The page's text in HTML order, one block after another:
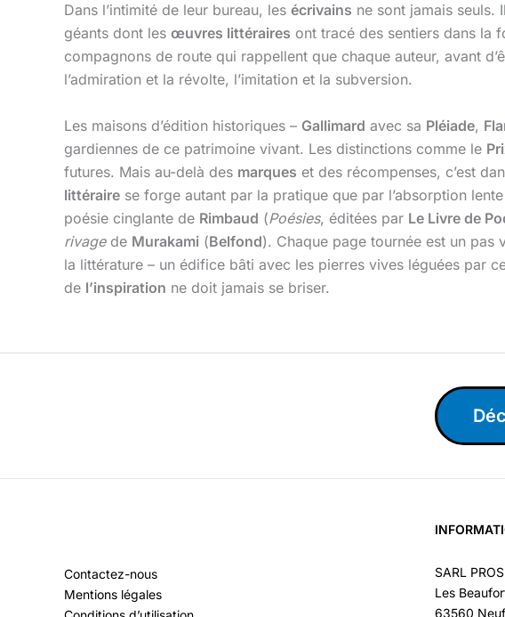
Dans l’intimité de leur bureau, les écrivains ne sont jamais seuls.
géants dont les œuvres littéraires ont tracé des sentiers dans la
compagnons de route qui rappellent que chaque auteur, avant
l’admiration et la révolte, l’imitation et la subversion.
Les maisons d’édition historiques – Gallimard avec sa Pléiade,
gardiennes de ce patrimoine vivant. Les distinctions comme le
futures. Mais au-delà des marques et des récompenses, c’est
littéraire se forge autant par la pratique que par l’absorption
poésie cinglante de Rimbaud (Poésies, éditées par Le Livre de
rivagede Murakami (Belfond). Chaque page tournée est un pas
la littérature – un édifice bâti avec les pierres vives léguées par
de l’inspiration ne doit jamais se briser.
Contactez-nous
Mentions légales
SARL
Les
63560